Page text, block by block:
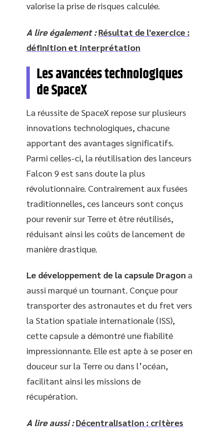
valorise la prise de risques calculée.
A lire également : Résultat de l'exercice :
définition et interprétation
Les avancées technologiques
de SpaceX
La réussite de SpaceX repose sur plusieurs
innovations technologiques, chacune
apportant des avantages significatifs.
Parmi celles-ci, la réutilisation des lanceurs
Falcon 9 est sans doute la plus
révolutionnaire. Contrairement aux fusées
traditionnelles, ces lanceurs sont conçus
pour revenir sur Terre et être réutilisés,
réduisant ainsi les coûts de lancement de
manière drastique.
Le développement de la capsule Dragon a
aussi marqué un tournant. Conçue pour
transporter des astronautes et du fret vers
la Station spatiale internationale (ISS),
cette capsule a démontré une fiabilité
impressionnante. Elle est apte à se poser en
douceur sur la Terre ou dans l’océan,
facilitant ainsi les missions de
récupération.
A lire aussi : Décentralisation : critères